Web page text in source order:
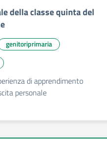
della classe quinta del
genitoriprimaria
di apprendimento
personale